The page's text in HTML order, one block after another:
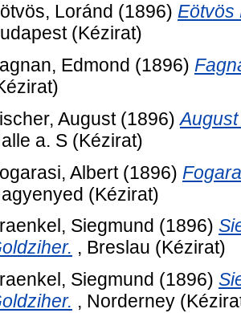
Loránd (1896) Eötvös
(Kézirat)
Edmond (1896)
August(1896)
a. S (Kézirat)
Albert(1896)
(Kézirat)
Siegmund (1896)
, Breslau (Kézirat)
Siegmund (1896)
, Norderney